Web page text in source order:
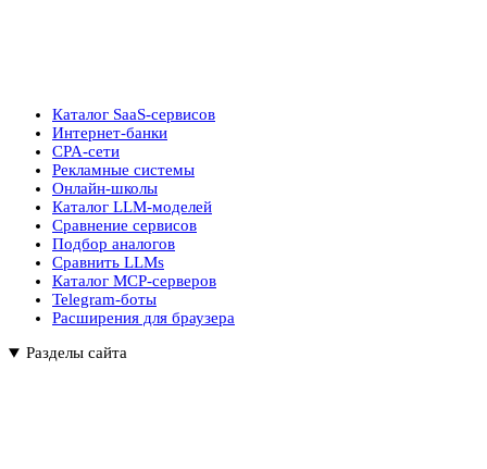
Каталог SaaS-сервисов
Интернет-банки
CPA-сети
Рекламные системы
Онлайн-школы
Каталог LLM-моделей
Сравнение сервисов
Подбор аналогов
Сравнить LLMs
Каталог MCP-серверов
Telegram-боты
Расширения для браузера
Разделы сайта